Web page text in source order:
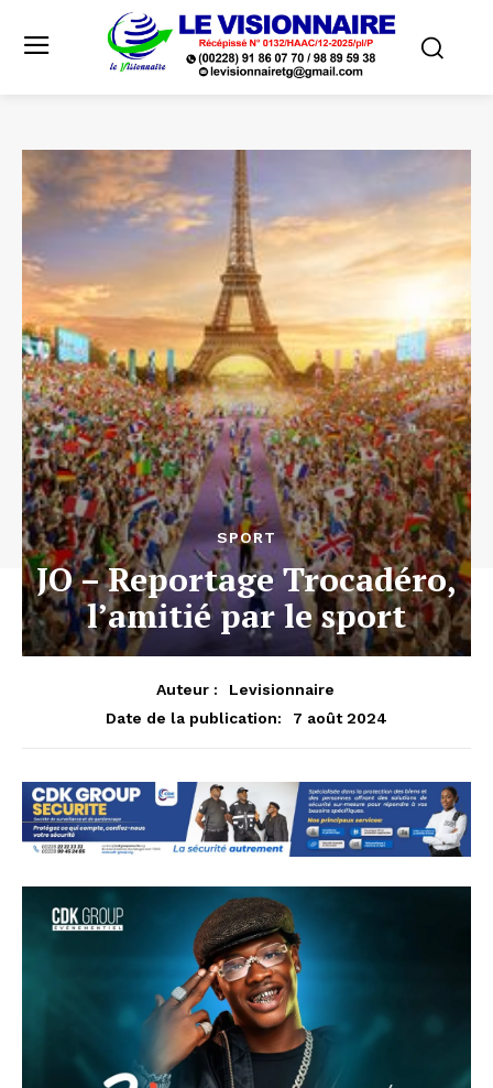
SPORT
JO – Reportage Trocadéro,
l’amitié par le sport
Auteur :
Levisionnaire
Date de la publication:
7 août 2024